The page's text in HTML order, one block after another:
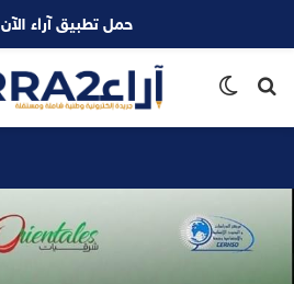
بحث
حمل تطبيق آراء الآن